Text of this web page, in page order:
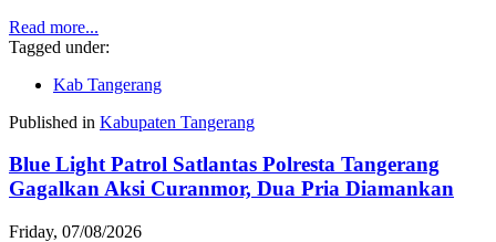
Read more...
Tagged under:
Kab Tangerang
Published in Kabupaten Tangerang
Blue Light Patrol Satlantas Polresta Tangerang
Gagalkan Aksi Curanmor, Dua Pria Diamankan
Friday, 07/08/2026